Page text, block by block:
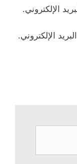
الإلكتروني.
الإلكتروني.